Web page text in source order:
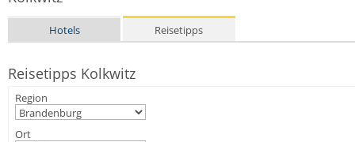
Hotels Reisetipps
Reisetipps Kolkwitz
Region
Ort